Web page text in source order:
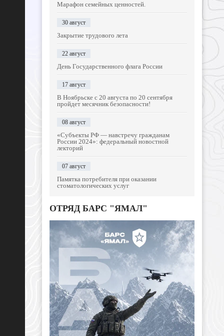
Марафон семейных ценностей.
30 август
Закрытие трудового лета
22 август
День Государственного флага России
17 август
В Ноябрьске с 20 августа по 20 сентября
пройдет месячник безопасности!
08 август
«Субъекты РФ — навстречу гражданам
России 2024»: федеральный новостной
лекторий
07 август
Памятка потребителя при оказании
стоматологических услуг
ОТРЯД БАРС "ЯМАЛ"